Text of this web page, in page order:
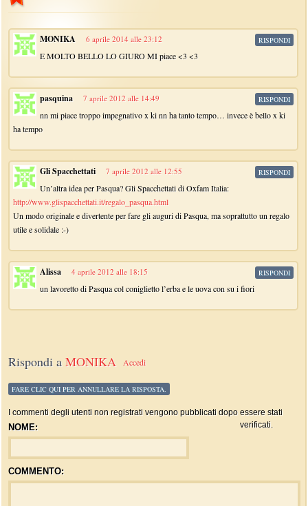
MONIKA 6 aprile 2014 alle 23:12
E MOLTO BELLO LO GIURO MI piace <3 <3
RISPONDI
pasquina 7 aprile 2012 alle 14:49
nn mi piace troppo impegnativo x ki nn ha tanto tempo… invece è bello x ki
ha tempo
RISPONDI
Gli Spacchettati 7 aprile 2012 alle 12:55
Un’altra idea per Pasqua? Gli Spacchettati di Oxfam Italia:
http://www.glispacchettati.it/regalo_pasqua.html
Un modo originale e divertente per fare gli auguri di Pasqua, ma soprattutto un regalo
utile e solidale :-)
RISPONDI
Alissa 4 aprile 2012 alle 18:15
un lavoretto di Pasqua col coniglietto l’erba e le uova con su i fiori
RISPONDI
Rispondi aMONIKA Accedi
FARE CLIC QUI PER ANNULLARE LA RISPOSTA.
I commenti degli utenti non registrati vengono pubblicati dopo essere stati
verificati.
NOME:
COMMENTO: